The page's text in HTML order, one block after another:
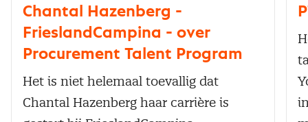
Chantal Hazenberg -
FrieslandCampina - over
Procurement Talent Program
Het is niet helemaal toevallig dat
Chantal Hazenberg haar carrière is